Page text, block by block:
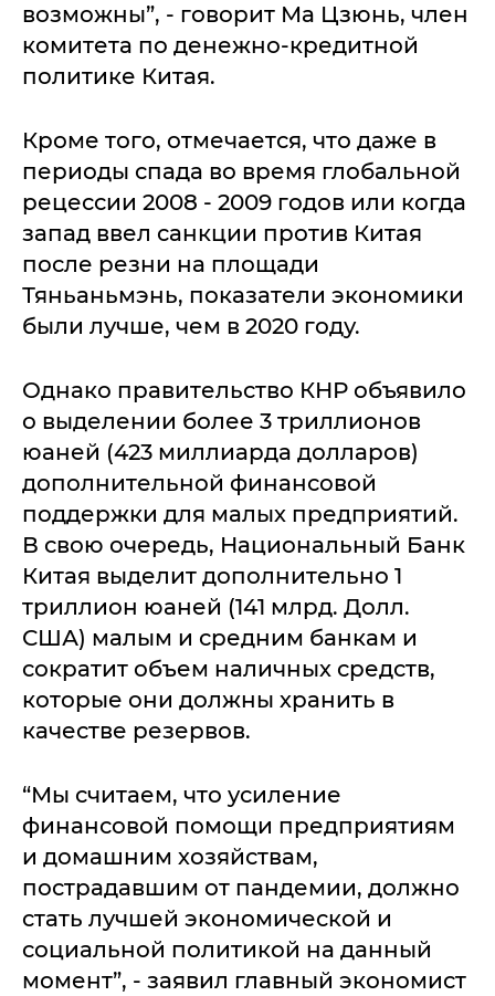
возможны”, - говорит Ма Цзюнь, член
комитета по денежно-кредитной
политике Китая.
Кроме того, отмечается, что даже в
периоды спада во время глобальной
рецессии 2008 - 2009 годов или когда
запад ввел санкции против Китая
после резни на площади
Тяньаньмэнь, показатели экономики
были лучше, чем в 2020 году.
Однако правительство КНР объявило
о выделении более 3 триллионов
юаней (423 миллиарда долларов)
дополнительной финансовой
поддержки для малых предприятий.
В свою очередь, Национальный Банк
Китая выделит дополнительно 1
триллион юаней (141 млрд. Долл.
США) малым и средним банкам и
сократит объем наличных средств,
которые они должны хранить в
качестве резервов.
“Мы считаем, что усиление
финансовой помощи предприятиям
и домашним хозяйствам,
пострадавшим от пандемии, должно
стать лучшей экономической и
социальной политикой на данный
момент”, - заявил главный экономист